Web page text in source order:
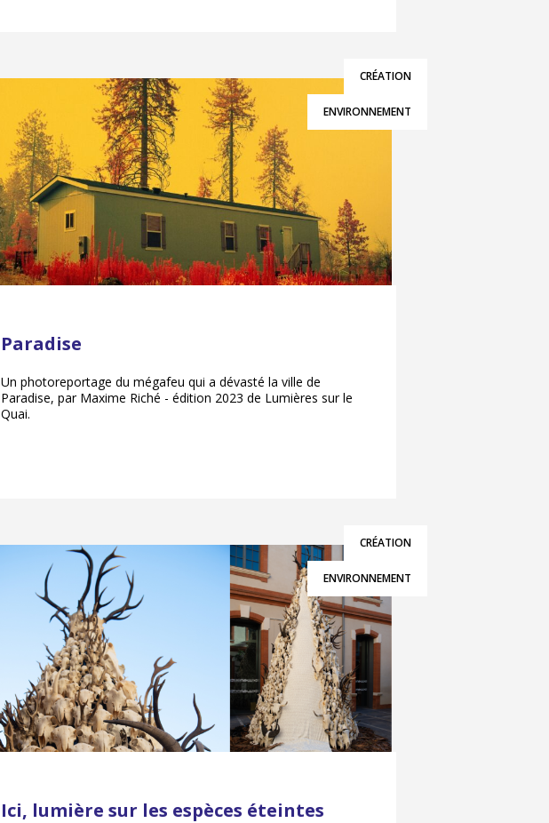
CRÉATION
ENVIRONNEMENT
Paradise
Un photoreportage du mégafeu qui a dévasté la ville de
Paradise, par Maxime Riché - édition 2023 de Lumières sur le
Quai.
CRÉATION
ENVIRONNEMENT
Ici, lumière sur les espèces éteintes